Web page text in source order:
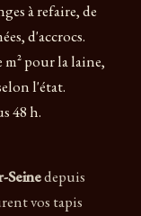
à refaire, de
d'accrocs.
pour la laine,
l'état.
48 h.
Seinedepuis
vos tapis